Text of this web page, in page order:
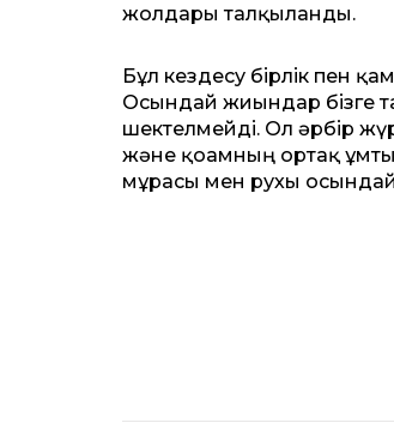
жолдары талқыланды.
Бұл кездесу бірлік пен
Осындай жиындар бізге
шектелмейді. Ол әрбір
және қоғамның ортақ
мұрасы мен рухы